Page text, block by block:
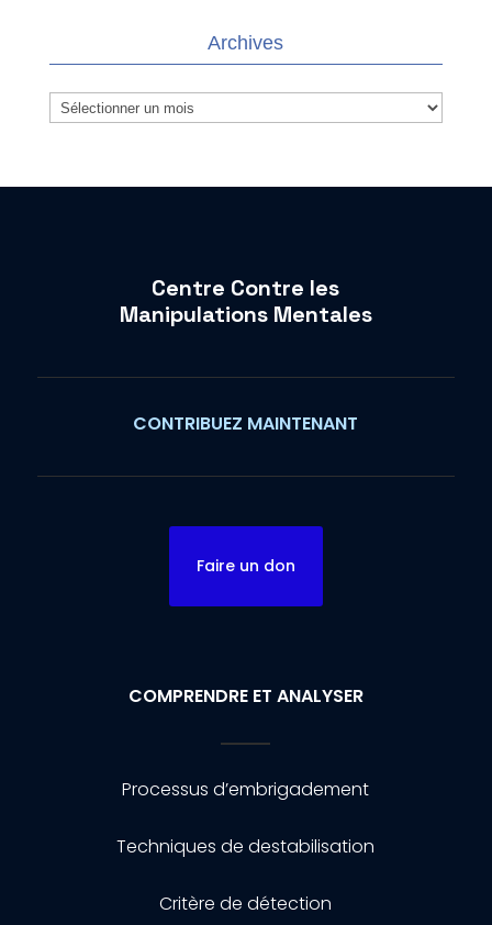
Archives
Archives
Centre Contre les
Manipulations Mentales
CONTRIBUEZ MAINTENANT
Faire un don
COMPRENDRE ET ANALYSER
Processus d’embrigadement
Techniques de destabilisation
Critère de détection